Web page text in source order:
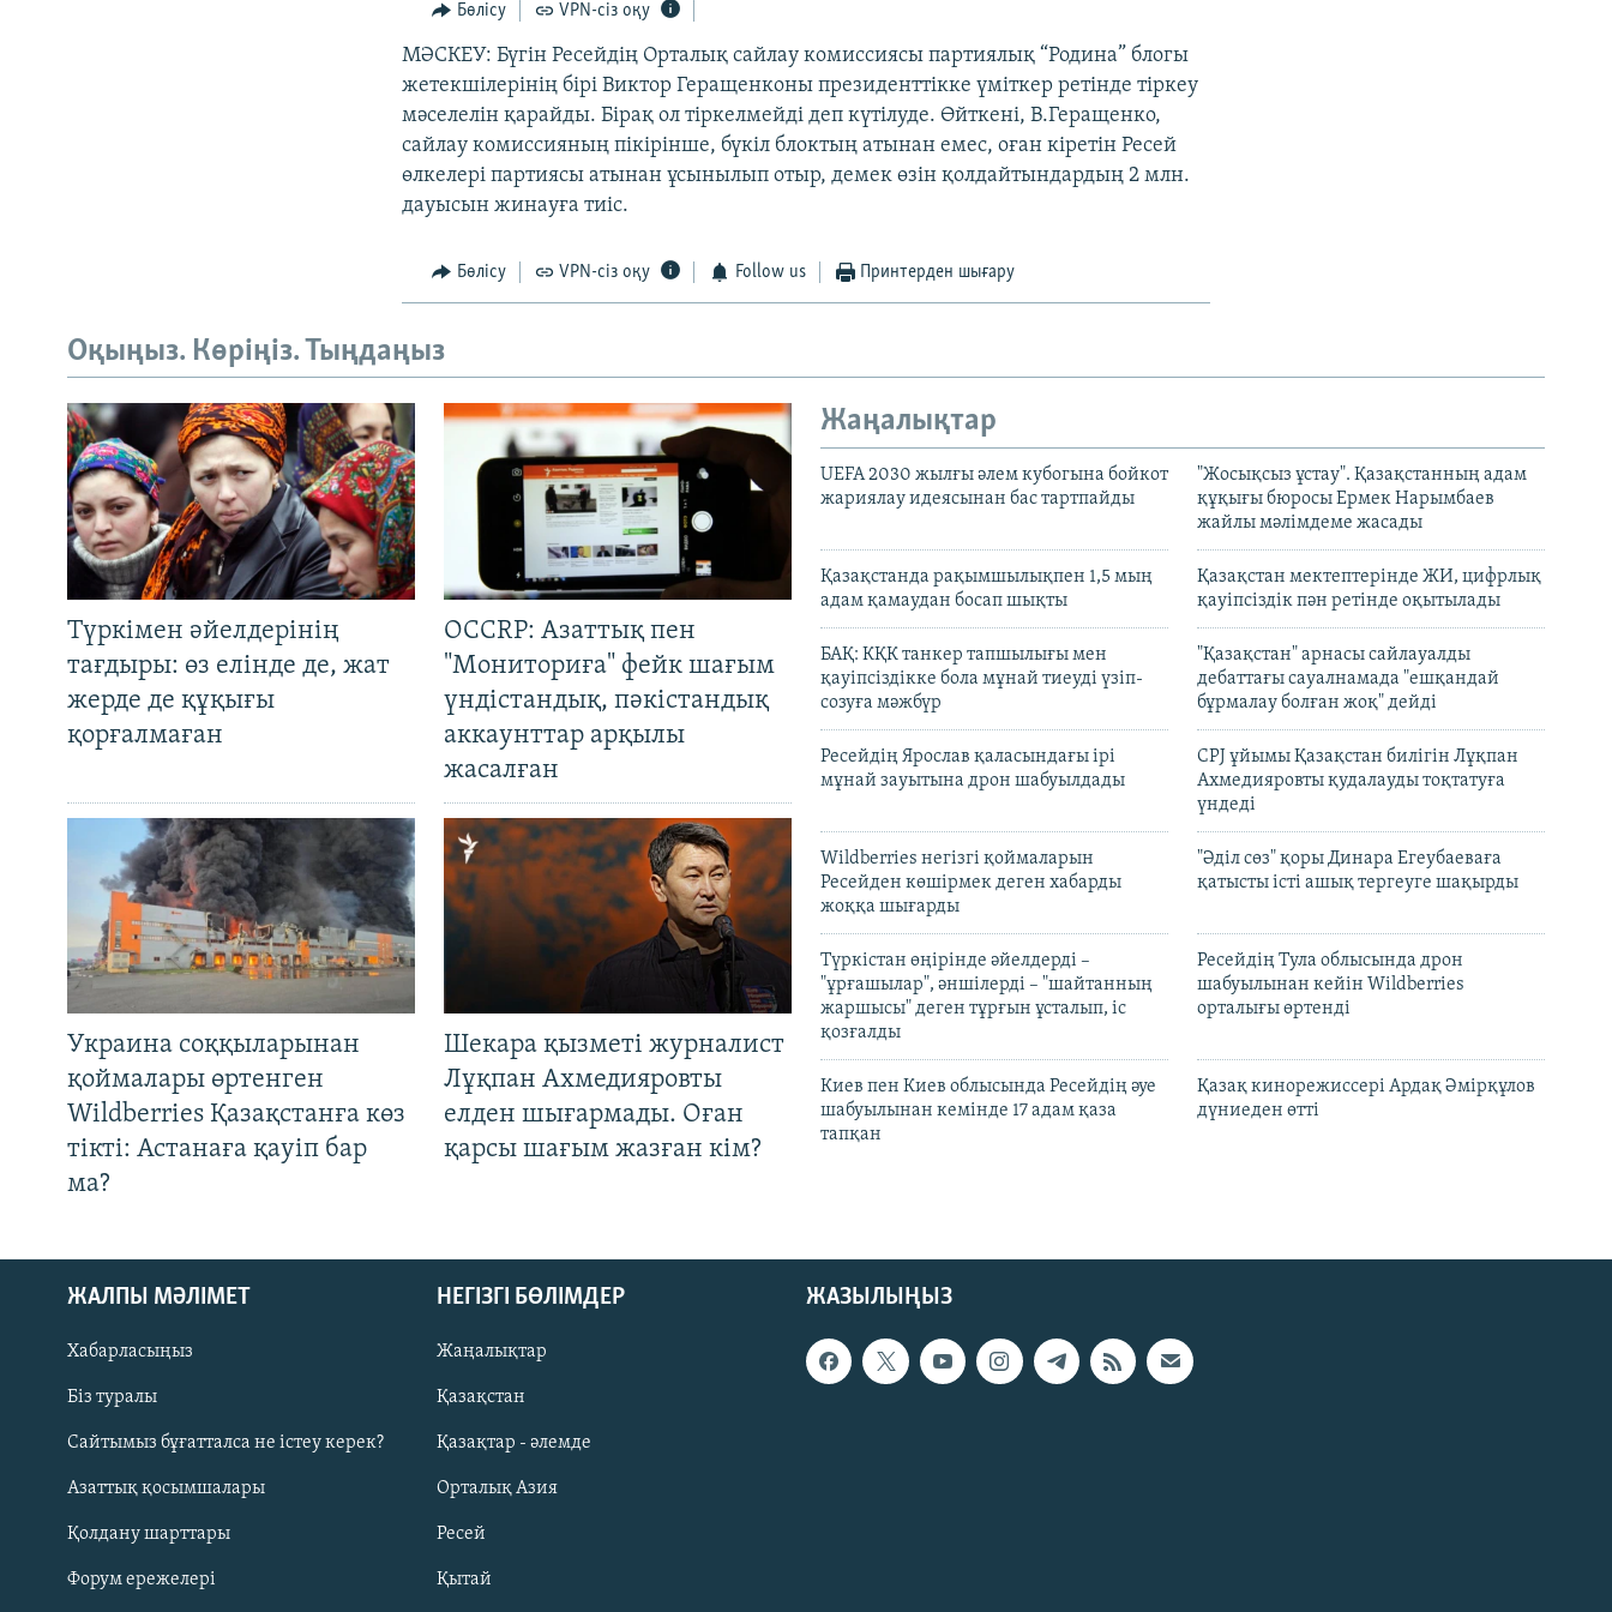
Русский
ЖАЗЫЛЫҢЫЗ
Бөлісу VPN-сіз оқу
МӘСКЕУ: Бүгін Ресейдің Орталық сайлау комиссиясы партиялық “Родина” блогы
жетекшілерінің бірі Виктор Геращенконы президенттікке үміткер ретінде тіркеу
мәселелін қарайды. Бірақ ол тіркелмейді деп күтілуде. Өйткені, В.Геращенко,
сайлау комиссияның пікірінше, бүкіл блоктың атынан емес, оған кіретін Ресей
өлкелері партиясы атынан ұсынылып отыр, демек өзін қолдайтындардың 2 млн.
дауысын жинауға тиіс.
Бөлісу VPN-сіз оқу Follow us Принтерден шығару
Оқыңыз. Көріңіз. Тыңдаңыз
Түркімен әйелдерінің
тағдыры: өз елінде де, жат
жерде де құқығы
қорғалмаған
OCCRP: Азаттық пен
"Мониториға" фейк шағым
үндістандық, пәкістандық
аккаунттар арқылы
жасалған
Украина соққыларынан
қоймалары өртенген
Wildberries Қазақстанға көз
тікті: Астанаға қауіп бар
ма?
Шекара қызметі журналист
Лұқпан Ахмедияровты
елден шығармады. Оған
қарсы шағым жазған кім?
Жаңалықтар
UEFA 2030 жылғы әлем кубогына бойкот
жариялау идеясынан бас тартпайды
"Жосықсыз ұстау". Қазақстанның адам
құқығы бюросы Ермек Нарымбаев
жайлы мәлімдеме жасады
Қазақстанда рақымшылықпен 1,5 мың
адам қамаудан босап шықты
Қазақстан мектептерінде ЖИ, цифрлық
қауіпсіздік пән ретінде оқытылады
БАҚ: КҚК танкер тапшылығы мен
қауіпсіздікке бола мұнай тиеуді үзіп-
созуға мәжбүр
"Қазақстан" арнасы сайлауалды
дебаттағы сауалнамада "ешқандай
бұрмалау болған жоқ" дейді
Ресейдің Ярослав қаласындағы ірі
мұнай зауытына дрон шабуылдады
CPJ ұйымы Қазақстан билігін Лұқпан
Ахмедияровты қудалауды тоқтатуға
үндеді
Wildberries негізгі қоймаларын
Ресейден көшірмек деген хабарды
жоққа шығарды
"Әділ сөз" қоры Динара Егеубаеваға
қатысты істі ашық тергеуге шақырды
Түркістан өңірінде әйелдерді –
"ұрғашылар", әншілерді – "шайтанның
жаршысы" деген тұрғын ұсталып, іс
қозғалды
Ресейдің Тула облысында дрон
шабуылынан кейін Wildberries
орталығы өртенді
Киев пен Киев облысында Ресейдің әуе
шабуылынан кемінде 17 адам қаза
тапқан
Қазақ кинорежиссері Ардақ Әмірқұлов
дүниеден өтті
ЖАЗЫЛЫҢЫЗ
ЖАЛПЫ МӘЛІМЕТ
Хабарласыңыз
Біз туралы
Сайтымыз бұғатталса не істеу керек?
Азаттық қосымшалары
Қолдану шарттары
Форум ережелері
НЕГІЗГІ БӨЛІМДЕР
Жаңалықтар
Қазақстан
Қазақтар - әлемде
Орталық Азия
Ресей
Қытай